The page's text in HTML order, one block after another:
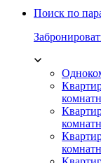
Поиск по